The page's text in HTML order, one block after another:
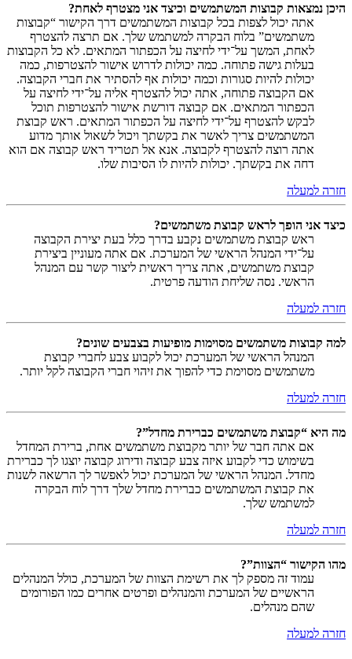
היכן נמצאות קבוצות המשתמשים וכיצד אני מצטרף לאחת?
אתה יכול לצפות בכל קבוצות המשתמשים דרך הקישור “קבוצות
משתמשים” בלוח הבקרה למשתמש שלך. אם תרצה להצטרף
לאחת, המשך על־ידי לחיצה על הכפתור המתאים. לא כל הקבוצות
בעלות גישה פתוחה. כמה יכולות לדרוש אישור להצטרפות, כמה
יכולות להיות סגורות וכמה יכולות אף להסתיר את חברי הקבוצה.
אם הקבוצה פתוחה, אתה יכול להצטרף אליה על־ידי לחיצה על
הכפתור המתאים. אם קבוצה דורשת אישור להצטרפות תוכל
לבקש להצטרף על־ידי לחיצה על הכפתור המתאים. ראש קבוצת
המשתמשים צריך לאשר את בקשתך ויכול לשאול אותך מדוע
אתה רוצה להצטרף לקבוצה. אנא אל תטריד ראש קבוצה אם הוא
דחה את בקשתך. יכולות להיות לו הסיבות שלו.
חזרה למעלה
כיצד אני הופך לראש קבוצת משתמשים?
ראש קבוצת משתמשים נקבע בדרך כלל בעת יצירת הקבוצה
על־ידי המנהל הראשי של המערכת. אם אתה מעוניין ביצירת
קבוצת משתמשים, אתה צריך ראשית ליצור קשר עם המנהל
הראשי. נסה שליחת הודעה פרטית.
חזרה למעלה
למה קבוצות משתמשים מסוימות מופיעות בצבעים שונים?
המנהל הראשי של המערכת יכול לקבוע צבע לחברי קבוצת
משתמשים מסוימת כדי להפוך את זיהוי חברי הקבוצה לקל יותר.
חזרה למעלה
מה היא “קבוצת משתמשים כברירת מחדל”?
אם אתה חבר של יותר מקבוצת משתמשים אחת, ברירת המחדל
בשימוש כדי לקבוע איזה צבע קבוצה ודירוג קבוצה יוצגו לך כברירת
מחדל. המנהל הראשי של המערכת יכול לאפשר לך הרשאה לשנות
את קבוצת המשתמשים כברירת מחדל שלך דרך לוח הבקרה
למשתמש שלך.
חזרה למעלה
מהו הקישור “הצוות”?
עמוד זה מספק לך את רשימת הצוות של המערכת, כולל המנהלים
הראשיים של המערכת והמנהלים ופרטים אחרים כמו הפורומים
שהם מנהלים.
חזרה למעלה